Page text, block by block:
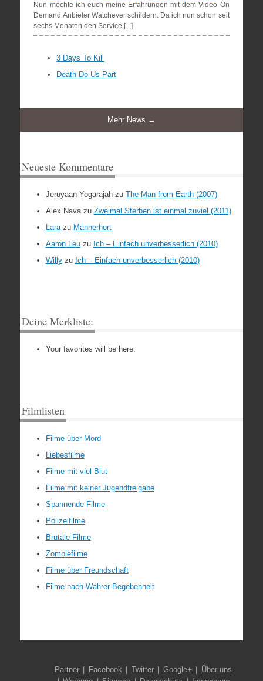
Nun möchte ich euch meine Erfahrungen mit dem Video On
Demand Anbieter Watchever schildern. Da ich nun schon seit
sechs Monaten den Service [...]
3 Days To Kill
Death Do Us Part
Mehr News →
Neueste Kommentare
Jeruyaan Yogarajahzu The Man from Earth (2007)
Alex Navazu Zweimal Sterben ist einmal zuviel (2011)
Larazu Männerhort
Aaron Leuzu Ich – Einfach unverbesserlich (2010)
Willyzu Ich – Einfach unverbesserlich (2010)
Deine Merkliste:
Your favorites will be here.
Filmlisten
Filme über Mord
Liebesfilme
Filme mit viel Blut
Filme mit keiner Jugendfreigabe
Spannende Filme
Polizeifilme
Brutale Filme
Zombiefilme
Filme über Freundschaft
Filme nach Wahrer Begebenheit
Partner Facebook Twitter Google+
Über uns